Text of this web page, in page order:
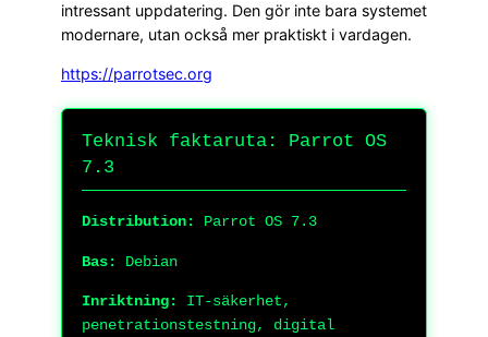
intressant uppdatering. Den gör inte bara systemet
modernare, utan också mer praktiskt i vardagen.
https://parrotsec.org
Teknisk faktaruta: Parrot OS
7.3
Distribution: Parrot OS 7.3
Bas: Debian
Inriktning:
IT-säkerhet,
penetrationstestning, digital